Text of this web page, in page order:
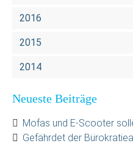
2016
2015
2014
Neueste Beiträge
Mofas und E-Scooter
Gefährdet der